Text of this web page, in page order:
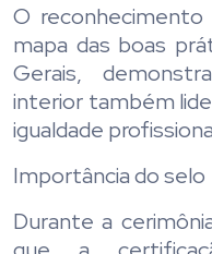
O reconhecimento
mapa das boas
Gerais,
interior também
igualdade
Importância do selo
Durante a